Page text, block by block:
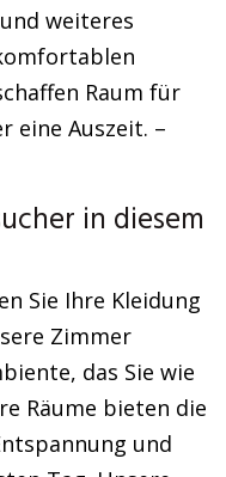
weiteres
Raum für
eine Auszeit. –
in diesem
Sie Ihre Kleidung
Zimmer
das Sie wie
Räume bieten die
und